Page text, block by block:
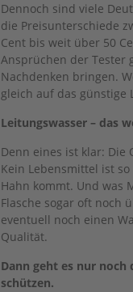
Dennoch sind viele
die Preisunterschiede
Cent bis weit über 50
Ansprüchen der Tester
Nachdenken bringen.
gleich auf das günstige
Leitungswasser – das
Denn eines ist klar:
Kein Lebensmittel ist
Hahn kommt. Und was
Flasche sogar oft noch
eventuell noch einen
Qualität.
Dann geht es nur noch
schützen.